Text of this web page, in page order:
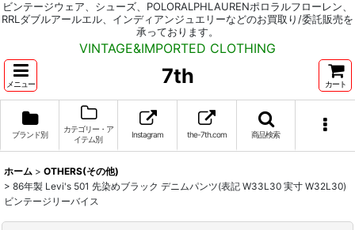
ビンテージウェア、シューズ、POLORALPHLAURENポロラルフローレン、
RRLダブルアールエル、インディアンジュエリーなどのお買取り/委託販売を
承っております。
VINTAGE&IMPORTED CLOTHING
メニュー 7th カート
ブランド別
カテゴリー・ア
イテム別
Instagram the-7th.com 商品検索
ホーム > OTHERS(その他)
> 86年製 Levi's 501 先染めブラック デニムパンツ(表記 W33L30 実寸 W32L30)
ビンテージリーバイス